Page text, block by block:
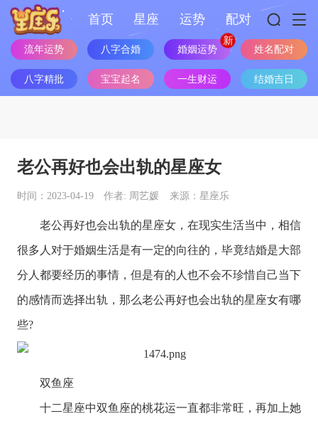
首页 星座 运势 配对
流年运势 八字合婚 婚姻运势 姓名配对
八字精批 宝宝起名 一生财运 结婚吉日
老公再好也会出轨的星座女
时间：2023-04-19 作者: 周艺媛 来源：星座乐
老公再好也会出轨的星座女，在现实生活当中，相信
很多人对于婚姻生活是有一定的向往的，毕竟结婚是大部
分人都要经历的事情，但是有的人也不会不珍惜自己当下
的感情而选择出轨，那么老公再好也会出轨的星座女有哪
些?
双鱼座
十二星座中双鱼座的桃花运一直都非常旺，再加上她